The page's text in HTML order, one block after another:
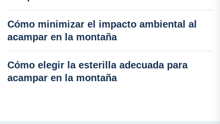
Cómo minimizar el impacto ambiental al
acampar en la montaña
Cómo elegir la esterilla adecuada para
acampar en la montaña